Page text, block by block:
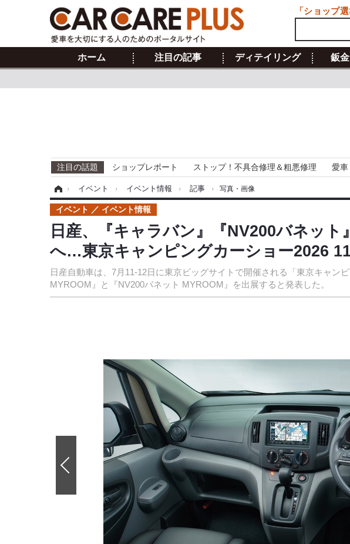
ホーム 注目の記事 ディテイリング 鈑
注目の話題 ショップレポート ストップ！不具合修理＆粗悪修理 愛
› イベント › イベント情報 › 記事 › 写真・画像
日産、『キャラバン』『NV200バネット
へ…東京キャンピングカーショー2026
日産自動車は、7月11‐12日に東京ビッグサイトで開催される「東京キャン
MYROOM』と『NV200バネット MYROOM』を出展すると発表した。
イベント イベント情報
「ショップ